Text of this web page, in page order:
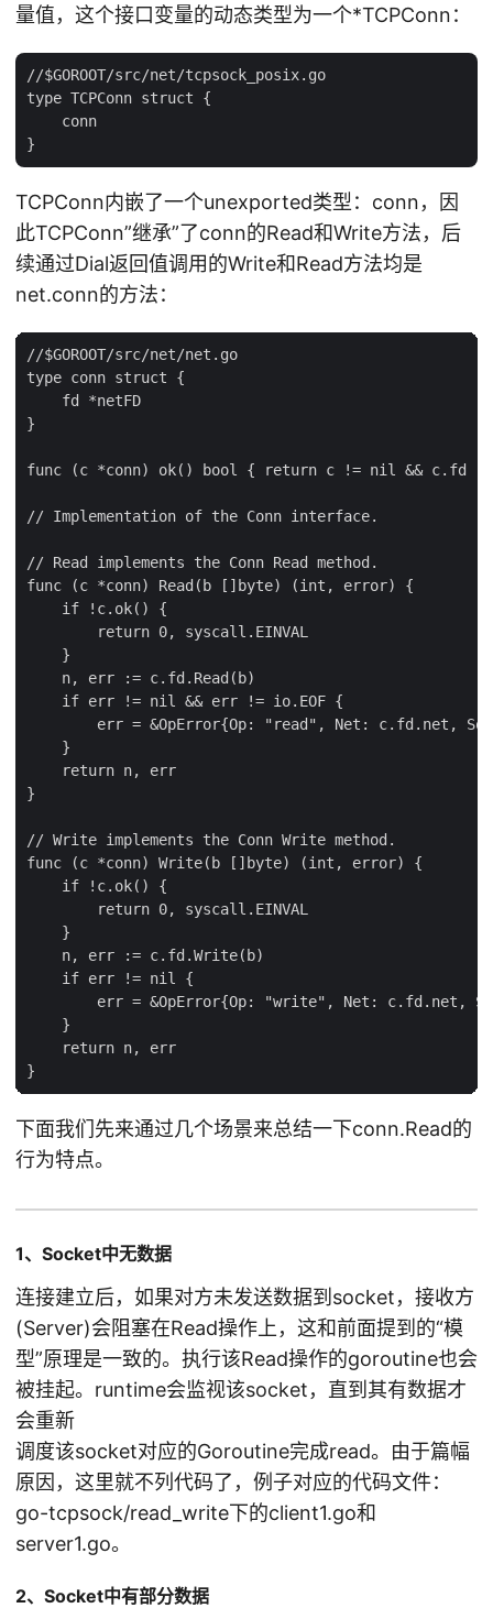
量值，这个接口变量的动态类型为一个*TCPConn：
//$GOROOT/src/net/tcpsock_posix.go
type TCPConn struct {
    conn
TCPConn内嵌了一个unexported类型：conn，因
此TCPConn”继承”了conn的Read和Write方法，后
续通过Dial返回值调用的Write和Read方法均是
net.conn的方法：
//$GOROOT/src/net/net.go
type conn struct {
    fd *netFD
}
func (c *conn) ok() bool { return c != nil && c.fd
// Implementation of the Conn interface.
// Read implements the Conn Read method.
func (c *conn) Read(b []byte) (int, error) {
    if !c.ok() {
        return 0, syscall.EINVAL
    }
    n, err := c.fd.Read(b)
    if err != nil && err != io.EOF {
err = &OpError{Op: "read", Net: c.fd.net,
    }
    return n, err
}
// Write implements the Conn Write method.
func (c *conn) Write(b []byte) (int, error) {
    if !c.ok() {
        return 0, syscall.EINVAL
    }
    n, err := c.fd.Write(b)
    if err != nil {
err = &OpError{Op: "write", Net: c.fd.net,
    }
    return n, err
下面我们先来通过几个场景来总结一下conn.Read的
行为特点。
1、Socket中无数据
连接建立后，如果对方未发送数据到socket，接收方
(Server)会阻塞在Read操作上，这和前面提到的“模
型”原理是一致的。执行该Read操作的goroutine也会
被挂起。runtime会监视该socket，直到其有数据才
会重新
调度该socket对应的Goroutine完成read。由于篇幅
原因，这里就不列代码了，例子对应的代码文件：
go-tcpsock/read_write下的client1.go和
server1.go。
2、Socket中有部分数据